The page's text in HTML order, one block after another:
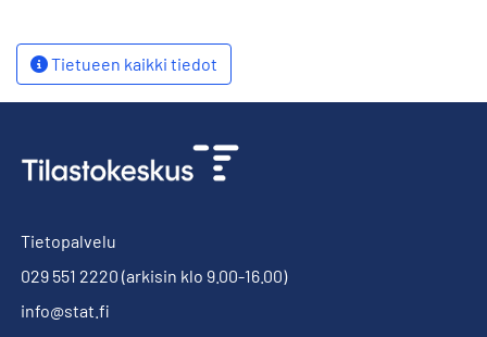
Tietueen kaikki tiedot
Tietopalvelu
029 551 2220 (arkisin klo 9.00-16.00)
info@stat.fi